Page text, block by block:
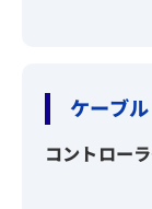
ケーブル
コントロー